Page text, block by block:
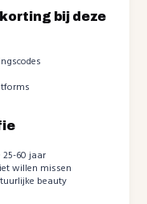
bij deze
60 jaar
willen missen
beauty